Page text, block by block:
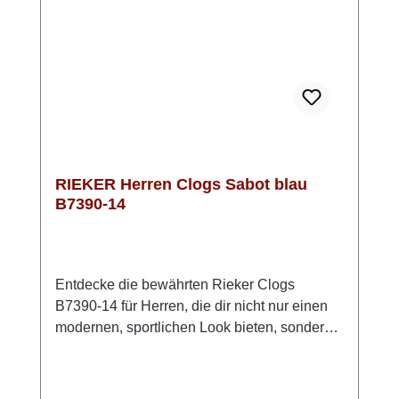
RIEKER Herren Clogs Sabot blau
B7390-14
Entdecke die bewährten Rieker Clogs
B7390-14 für Herren, die dir nicht nur einen
modernen, sportlichen Look bieten, sondern